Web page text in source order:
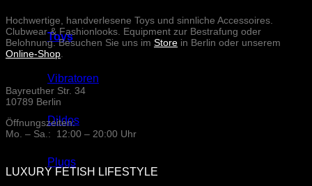
Toys
Vibratoren
Dildos
Plugs
Hochwertige, handverlesene Toys und sinnliche Accessoires.
Clubwear & Fashionlooks. Equipment zur Bestrafung oder
Belohnung. Besuchen Sie uns im Store in Berlin oder unserem
Online-Shop
Bayreuther Str. 34
10789 Berlin
Öffnungszeiten:
Mo. – Sa.: 12:00 – 20:00 Uhr
LUXURY FETISH LIFESTYLE